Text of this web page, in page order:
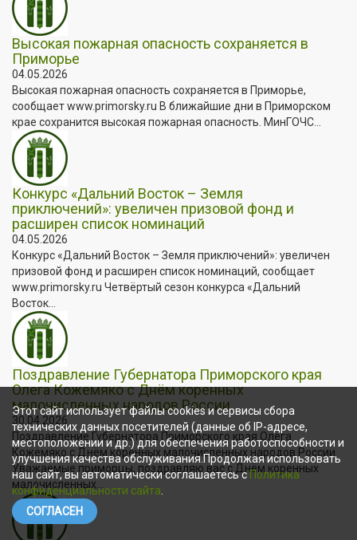
Высокая пожарная опасность сохраняется в
Приморье
04.05.2026
Высокая пожарная опасность сохраняется в Приморье,
сообщает www.primorsky.ru В ближайшие дни в Приморском
крае сохранится высокая пожарная опасность. МинГОЧС...
Конкурс «Дальний Восток – Земля
приключений»: увеличен призовой фонд и
расширен список номинаций
04.05.2026
Конкурс «Дальний Восток – Земля приключений»: увеличен
призовой фонд и расширен список номинаций, сообщает
www.primorsky.ru Четвёртый сезон конкурса «Дальний
Восток...
Поздравление Губернатора Приморского края
Олега Кожемяко с Днём коренных
малочисленных народов России
30.04.2026
Поздравление Губернатора Приморского края Олега
Кожемяко с Днём коренных малочисленных народов России
Уважаемые приморцы, поздравляю вас с Днём коренных
малочисленных...
Этот сайт использует файлы cookies и сервисы сбора
технических данных посетителей (данные об IP-адресе,
местоположении и др.) для обеспечения работоспособности и
улучшения качества обслуживания.Продолжая использовать
наш сайт, вы автоматически соглашаетесь сПолитика
конфиденциальности сайта
СОГЛАСЕН